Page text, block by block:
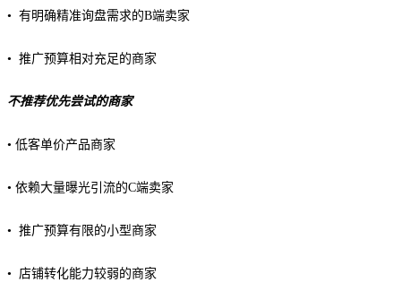
• 有明确精准询盘需求的B端卖家
• 推广预算相对充足的商家
不推荐优先尝试的商家
• 低客单价产品商家
• 依赖大量曝光引流的C端卖家
• 推广预算有限的小型商家
• 店铺转化能力较弱的商家